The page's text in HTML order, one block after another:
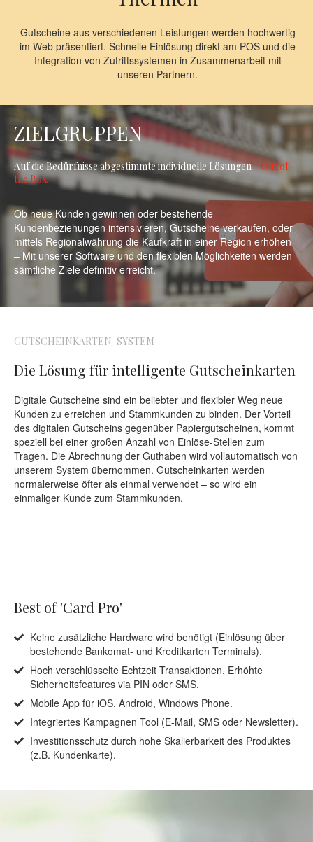
Gutscheine aus verschiedenen Leistungen werden hochwertig
im Web präsentiert. Schnelle Einlösung direkt am POS und die
Integration von Zutrittssystemen in Zusammenarbeit mit
unseren Partnern.
ZIELGRUPPEN
Auf die Bedürfnisse abgestimmte individuelle Lösungen -Out of
the Box.
Ob neue Kunden gewinnen oder bestehende
Kundenbeziehungen intensivieren, Gutscheine verkaufen, oder
mittels Regionalwährung die Kaufkraft in einer Region erhöhen
– Mit unserer Software und den flexiblen Möglichkeiten werden
sämtliche Ziele definitiv erreicht.
GUTSCHEINKARTEN-SYSTEM
Die Lösung für intelligente Gutscheinkarten
Digitale Gutscheine sind ein beliebter und flexibler Weg neue
Kunden zu erreichen und Stammkunden zu binden. Der Vorteil
des digitalen Gutscheins gegenüber Papiergutscheinen, kommt
speziell bei einer großen Anzahl von Einlöse-Stellen zum
Tragen. Die Abrechnung der Guthaben wird vollautomatisch von
unserem System übernommen. Gutscheinkarten werden
normalerweise öfter als einmal verwendet – so wird ein
einmaliger Kunde zum Stammkunden.
Best of 'Card Pro'
Keine zusätzliche Hardware wird benötigt (Einlösung über
bestehende Bankomat- und Kreditkarten Terminals).
Hoch verschlüsselte Echtzeit Transaktionen. Erhöhte
Sicherheitsfeatures via PIN oder SMS.
Mobile App für iOS, Android, Windows Phone.
Integriertes Kampagnen Tool (E-Mail, SMS oder Newsletter).
Investitionsschutz durch hohe Skalierbarkeit des Produktes
(z.B. Kundenkarte).